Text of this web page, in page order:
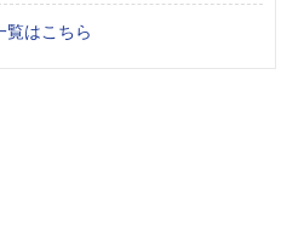
覧はこちら